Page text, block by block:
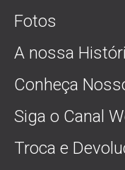
Fotos
A nossa
Conheça
Siga o Canal
Troca e